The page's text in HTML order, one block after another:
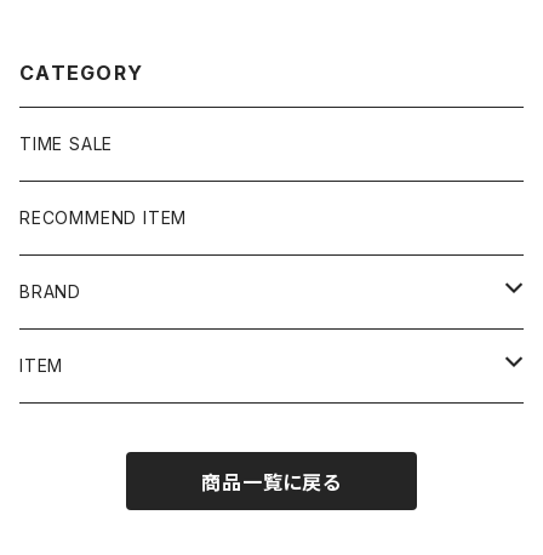
CATEGORY
TIME SALE
RECOMMEND ITEM
BRAND
NIKE
ITEM
商品一覧に戻る